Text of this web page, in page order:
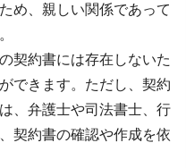
め、親しい関係であって
契約書には存在しないた
できます。ただし、契約
、弁護士や司法書士、行
契約書の確認や作成を依